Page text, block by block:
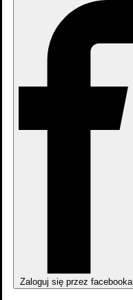
Zaloguj się przez facebooka